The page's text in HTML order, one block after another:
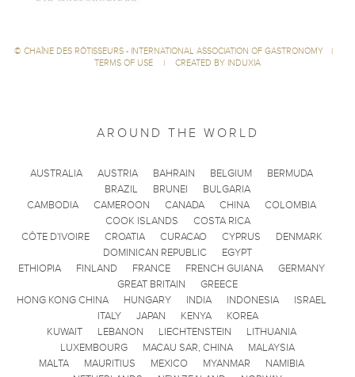
© CHAÎNE DES RÔTISSEURS - INTERNATIONAL ASSOCIATION OF GASTRONOMY
|
TERMS OF USE
| CREATED BY INDUXIA
AROUND THE WORLD
AUSTRALIA AUSTRIA BAHRAIN BELGIUM
BERMUDA
BRAZIL
BRUNEI
BULGARIA
CAMBODIA
CAMEROON CANADA CHINA
COLOMBIA
COOK ISLANDS
COSTA RICA
CÔTE D'IVOIRE
CROATIA CURACAO CYPRUS
DENMARK
DOMINICAN REPUBLIC
EGYPT
ETHIOPIA
FINLAND FRANCE FRENCH GUIANA
GERMANY
GREAT BRITAIN
GREECE
HONG KONG CHINA
HUNGARY INDIA INDONESIA
ISRAEL
ITALY
JAPAN KENYA
KOREA
KUWAIT
LEBANON LIECHTENSTEIN
LITHUANIA
LUXEMBOURG
MACAU SAR, CHINA
MALAYSIA
MALTA
MAURITIUS MEXICO MYANMAR
NAMIBIA